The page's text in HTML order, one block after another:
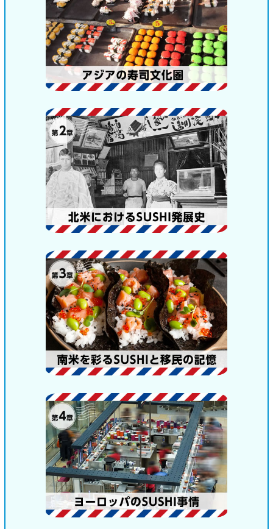
納豆 Fibee
スペシャルサイト
お酢を知ろう！
すしラボ
ぽん酢サワー
鍋奉行マニュアル
ミツカンのCM
ロングセラー商品 ＋ おすすめレシピ
人気商品 ＋ おすすめレシピ
各部門が大切にしていること
おいしさと健康への取り組み
キッザニア東京「ぽん酢工房」
よくあるご質問
お問い合わせ
地図から取り扱い店舗を探す
ミツカン公式通販
業務用サイト ミツカングループについて 製造所固有記号一覧